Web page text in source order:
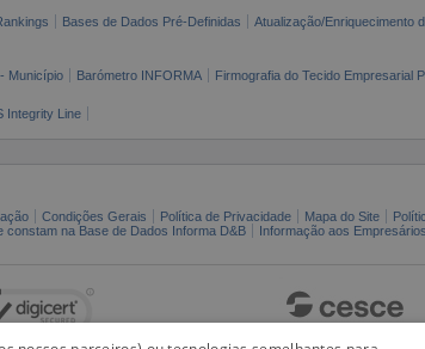
Bases de Dados Pré-Definidas Atualização/Enriquecimento
Município Barómetro INFORMA Firmografia do Tecido Empresarial
Integrity Line
Condições Gerais Política de Privacidade Mapa do Site
na Base de Dados Informa D&B
Informação aos